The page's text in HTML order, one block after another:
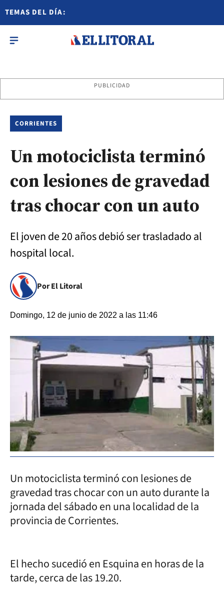
TEMAS DEL DÍA:
PUBLICIDAD
CORRIENTES
Un motociclista terminó
con lesiones de gravedad
tras chocar con un auto
El joven de 20 años debió ser trasladado al
hospital local.
Por El Litoral
Domingo, 12 de junio de 2022 a las 11:46
Un motociclista terminó con lesiones de
gravedad tras chocar con un auto durante la
jornada del sábado en una localidad de la
provincia de Corrientes.
El hecho sucedió en Esquina en horas de la
tarde, cerca de las 19.20.